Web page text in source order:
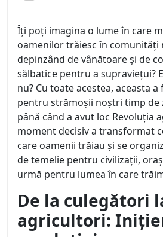
Îți poți imagina o lume în care
oamenilor trăiesc în comunități
depinzând de vânătoare și de
sălbatice pentru a supraviețui?
nu? Cu toate acestea, aceasta
pentru strămoșii noștri timp de
până când a avut loc Revoluția
moment decisiv a transformat
care oamenii trăiau și se
de temelie pentru civilizații,
urmă pentru lumea în care
De la culegători
agricultori: